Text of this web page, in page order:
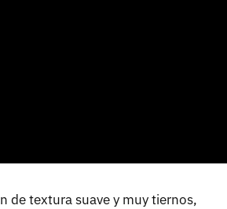
de textura suave y muy tiernos,